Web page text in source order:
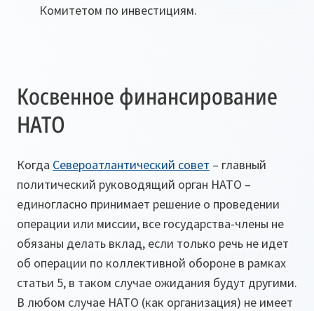
Комитетом по инвестициям.
Косвенное финансирование
НАТО
Когда Североатлантический совет – главный
политический руководящий орган НАТО –
единогласно принимает решение о проведении
операции или миссии, все государства-члены не
обязаны делать вклад, если только речь не идет
об операции по коллективной обороне в рамках
статьи 5, в таком случае ожидания будут другими.
В любом случае НАТО (как организация) не имеет